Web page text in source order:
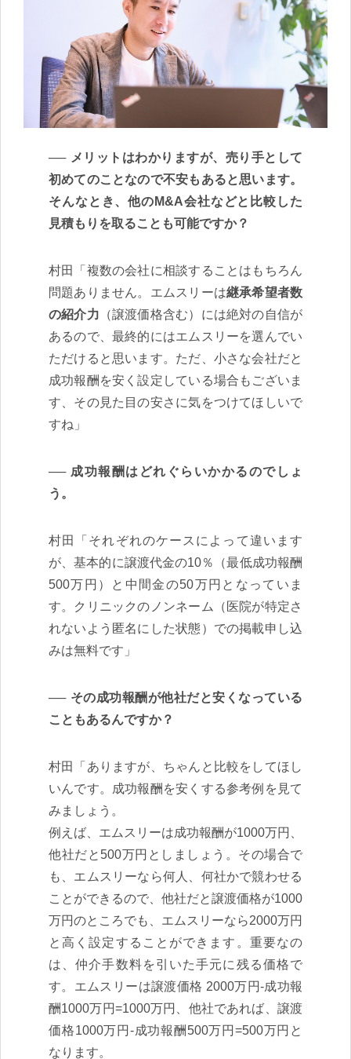
メリットはわかりますが、売り手として
初めてのことなので不安もあると思います。
そんなとき、他のM&A会社などと比較した
見積もりを取ることも可能ですか？
村田「複数の会社に相談することはもちろん
問題ありません。エムスリーは継承希望者数
の紹介力 （譲渡価格含む）には絶対の自信が
あるので、最終的にはエムスリーを選んでい
ただけると思います。ただ、小さな会社だと
成功報酬を安く設定している場合もございま
す、その見た目の安さに気をつけてほしいで
すね」
成功報酬はどれぐらいかかるのでしょ
う。
村田「それぞれのケースによって違います
が、基本的に譲渡代金の10％（最低成功報酬
500万円）と中間金の50万円となっていま
す。クリニックのノンネーム（医院が特定さ
れないよう匿名にした状態）での掲載申し込
みは無料です」
その成功報酬が他社だと安くなっている
こともあるんですか？
村田「ありますが、ちゃんと比較をしてほし
いんです。成功報酬を安くする参考例を見て
みましょう。
例えば、エムスリーは成功報酬が1000万円、
他社だと500万円としましょう。その場合で
も、エムスリーなら何人、何社かで競わせる
ことができるので、他社だと譲渡価格が1000
万円のところでも、エムスリーなら2000万円
と高く設定することができます。重要なの
は、仲介手数料を引いた手元に残る価格で
す。エムスリーは譲渡価格 2000万円-成功報
酬1000万円=1000万円、他社であれば、譲渡
価格1000万円-成功報酬500万円=500万円と
なります。